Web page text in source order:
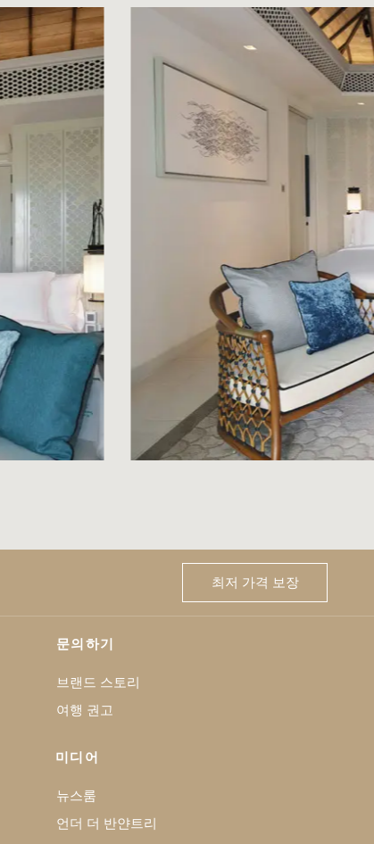
최저 가격 보장
문의하기
브랜드 스토리
여행 권고
미디어
뉴스룸
언더 더 반얀트리